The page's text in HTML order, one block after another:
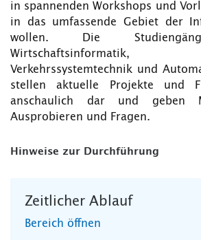
in spannenden Workshops und
in das umfassende Gebiet der
wollen. Die
Verkehrssystemtechnik und
stellen aktuelle Projekte und
anschaulich dar und geben
Ausprobieren und Fragen.
Hinweise zur Durchführung
Zeitlicher Ablauf
Bereich öffnen